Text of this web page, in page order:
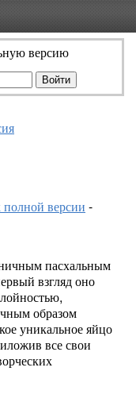
версию
полной версии -
пасхальным
взгляд оно
образом
уникальное яйцо
все свои